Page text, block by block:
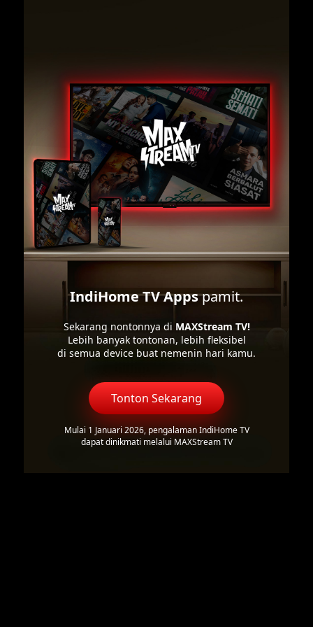
IndiHome TV Appspamit.
Sekarang nontonnya di MAXStream TV!
Lebih banyak tontonan, lebih fleksibel
di semua device buat nemenin hari kamu.
Tonton Sekarang
Mulai 1 Januari 2026, pengalaman IndiHome TV
dapat dinikmati melalui MAXStream TV